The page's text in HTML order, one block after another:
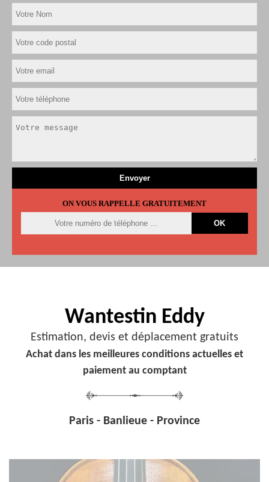
ON VOUS RAPPELLE GRATUITEMENT
Wantestin Eddy
Estimation, devis et déplacement gratuits
Achat dans les meilleures conditions actuelles et
paiement au comptant
Paris - Banlieue - Province